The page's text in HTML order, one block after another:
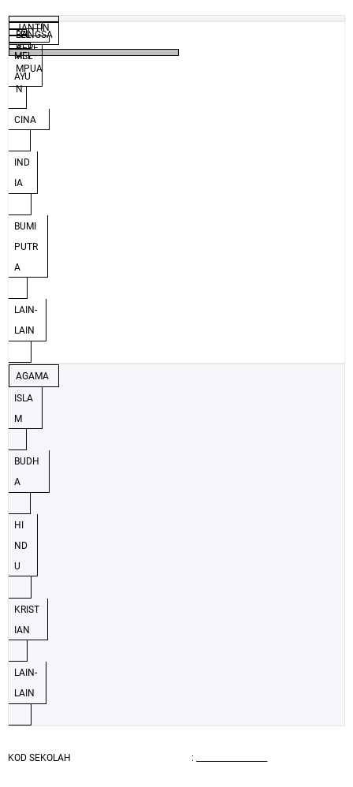
JANTIN
A
LEL
AKI
PERE
MPUA
N
BANGSA
MEL
AYU
CINA
IND
IA
BUMI
PUTR
A
LAIN-
LAIN
AGAMA
ISLA
M
BUDH
A
HI
ND
U
KRIST
IAN
LAIN-
LAIN
KOD SEKOLAH : __________________